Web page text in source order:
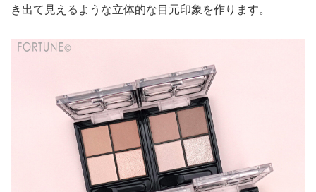
き出て見えるような立体的な目元印象を作ります。